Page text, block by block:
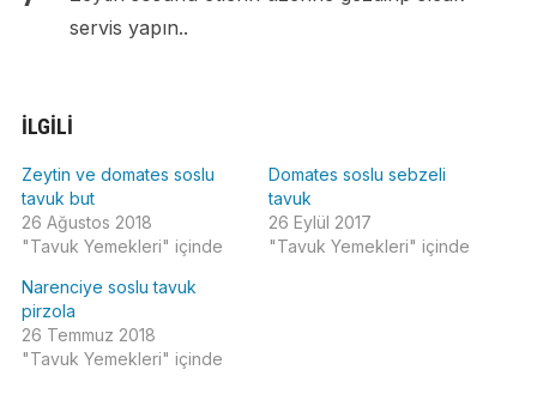
servis yapın..
İLGILI
Zeytin ve domates soslu
tavuk but
26 Ağustos 2018
"Tavuk Yemekleri" içinde
Domates soslu sebzeli
tavuk
26 Eylül 2017
"Tavuk Yemekleri" içinde
Narenciye soslu tavuk
pirzola
26 Temmuz 2018
"Tavuk Yemekleri" içinde